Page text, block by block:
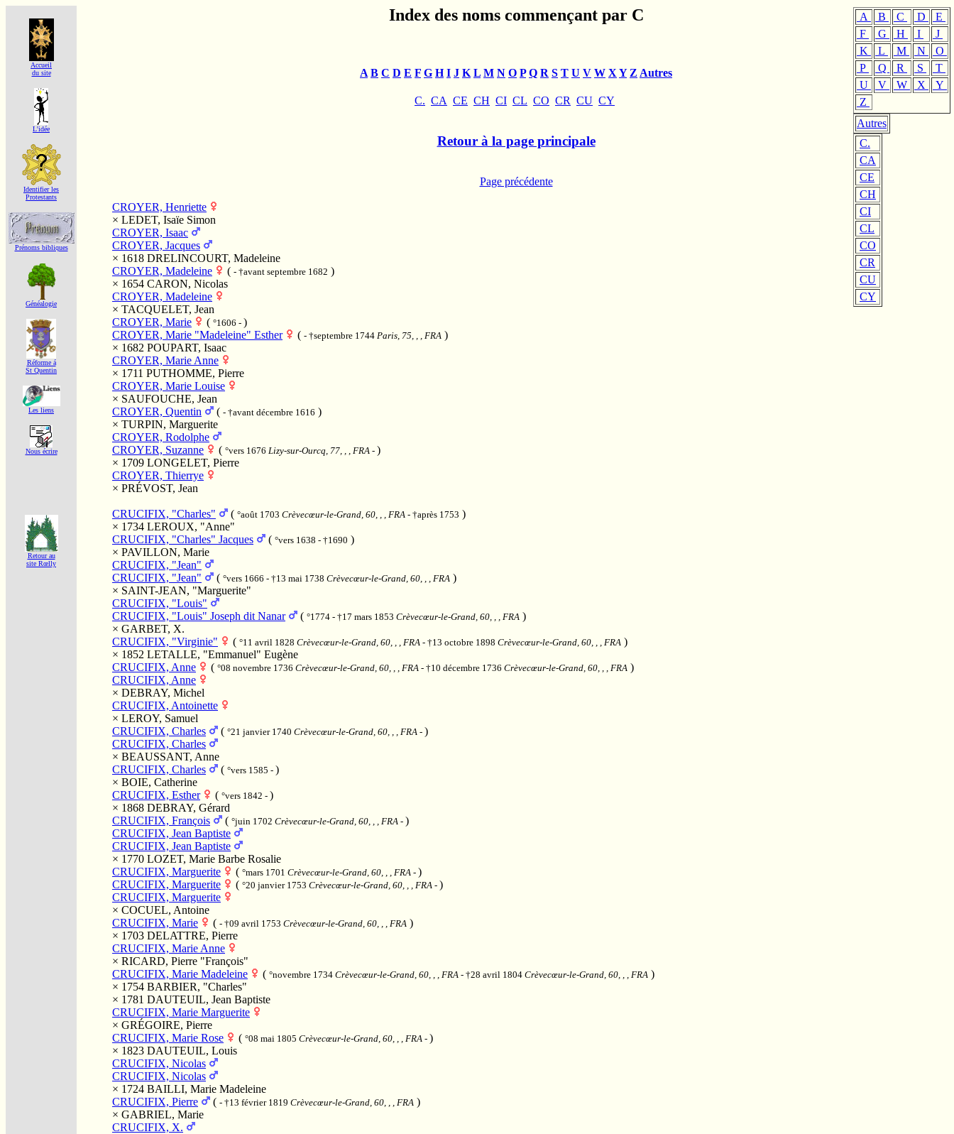
Accueil
du site
L'idée
Identifier les
Protestants
Prénoms bibliques
Généalogie
Réforme á
St Quentin
Les liens
Nous écrire
Retour au
site Rœlly
Index des noms commençant par C A B C D
E
F
G H I
J
K
L M N
O
P
Q R S
T
U
V W X
Y
Z
Autres
C.
CA
CE
CH
CI
CL
CO
CR
CU
CY
A B C D E F G H I J K L M N O P Q R S T U V W X Y Z Autres
C. CA CE CH CI CL CO CR CU CY
Retour à la page principale
Page précédente
CROYER, Henriette
× LEDET, Isaïe Simon
CROYER, Isaac
CROYER, Jacques
× 1618 DRELINCOURT, Madeleine
CROYER, Madeleine
( - †avant septembre 1682 )
× 1654 CARON, Nicolas
CROYER, Madeleine
× TACQUELET, Jean
CROYER, Marie
( °1606 - )
CROYER, Marie "Madeleine" Esther
( - †septembre 1744 Paris, 75, , , FRA )
× 1682 POUPART, Isaac
CROYER, Marie Anne
× 1711 PUTHOMME, Pierre
CROYER, Marie Louise
× SAUFOUCHE, Jean
CROYER, Quentin
( - †avant décembre 1616 )
× TURPIN, Marguerite
CROYER, Rodolphe
CROYER, Suzanne
( °vers 1676 Lizy-sur-Ourcq, 77, , , FRA - )
× 1709 LONGELET, Pierre
CROYER, Thierrye
× PRÉVOST, Jean
CRUCIFIX, "Charles" ( °août 1703 Crèvecœur-le-Grand, 60, , , FRA - †après 1753 )
× 1734 LEROUX, "Anne"
CRUCIFIX, "Charles" Jacques
( °vers 1638 - †1690 )
× PAVILLON, Marie
CRUCIFIX, "Jean"
CRUCIFIX, "Jean"
( °vers 1666 - †13 mai 1738 Crèvecœur-le-Grand, 60, , , FRA )
× SAINT-JEAN, "Marguerite"
CRUCIFIX, "Louis"
CRUCIFIX, "Louis" Joseph dit Nanar
( °1774 - †17 mars 1853 Crèvecœur-le-Grand, 60, , , FRA )
× GARBET, X.
CRUCIFIX, "Virginie"
( °11 avril 1828 Crèvecœur-le-Grand, 60, , , FRA - †13 octobre 1898 Crèvecœur-le-Grand, 60, , , FRA )
× 1852 LETALLE, "Emmanuel" Eugène
CRUCIFIX, Anne
( °08 novembre 1736 Crèvecœur-le-Grand, 60, , , FRA - †10 décembre 1736 Crèvecœur-le-Grand, 60, , , FRA )
CRUCIFIX, Anne
× DEBRAY, Michel
CRUCIFIX, Antoinette
× LEROY, Samuel
CRUCIFIX, Charles
( °21 janvier 1740 Crèvecœur-le-Grand, 60, , , FRA - )
CRUCIFIX, Charles
× BEAUSSANT, Anne
CRUCIFIX, Charles
( °vers 1585 - )
× BOIE, Catherine
CRUCIFIX, Esther
( °vers 1842 - )
× 1868 DEBRAY, Gérard
CRUCIFIX, François
( °juin 1702 Crèvecœur-le-Grand, 60, , , FRA - )
CRUCIFIX, Jean Baptiste
CRUCIFIX, Jean Baptiste
× 1770 LOZET, Marie Barbe Rosalie
CRUCIFIX, Marguerite
( °mars 1701 Crèvecœur-le-Grand, 60, , , FRA - )
CRUCIFIX, Marguerite
( °20 janvier 1753 Crèvecœur-le-Grand, 60, , , FRA - )
CRUCIFIX, Marguerite
× COCUEL, Antoine
CRUCIFIX, Marie
( - †09 avril 1753 Crèvecœur-le-Grand, 60, , , FRA )
× 1703 DELATTRE, Pierre
CRUCIFIX, Marie Anne
× RICARD, Pierre "François"
CRUCIFIX, Marie Madeleine
( °novembre 1734 Crèvecœur-le-Grand, 60, , , FRA - †28 avril 1804 Crèvecœur-le-Grand, 60, , , FRA )
× 1754 BARBIER, "Charles"
× 1781 DAUTEUIL, Jean Baptiste
CRUCIFIX, Marie Marguerite
× GRÉGOIRE, Pierre
CRUCIFIX, Marie Rose
( °08 mai 1805 Crèvecœur-le-Grand, 60, , , FRA - )
× 1823 DAUTEUIL, Louis
CRUCIFIX, Nicolas
CRUCIFIX, Nicolas
× 1724 BAILLI, Marie Madeleine
CRUCIFIX, Pierre
( - †13 février 1819 Crèvecœur-le-Grand, 60, , , FRA )
× GABRIEL, Marie
CRUCIFIX, X.